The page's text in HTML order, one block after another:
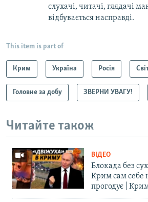
слухачі, читачі, глядачі
відбувається насправді.
This item is part of
Крим Україна Росія
Головне за добу ЗВЕРНИ УВАГУ!
Читайте також
ВІДЕО
Блокада без
Крим сам себе
прогодує |